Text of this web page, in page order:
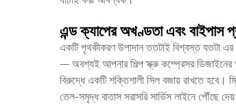
এন্ড ক্যাপের অখণ্ডতা এবং বাইপাস
একটি পৃথকীকরণ উপাদান ততটাই বিশ্বস্ত যতটা এর
— অবশ্যই আপনার শিল্প স্ক্রু কম্প্রেসর ডিজাইনের
বিরুদ্ধে একটি শক্তিশালী সিল বজায় রাখতে হবে।
তেল-সমৃদ্ধ বাতাস সরাসরি সার্ভিস লাইনে পৌঁছে